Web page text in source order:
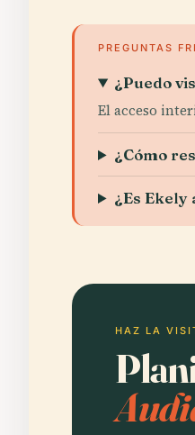
PREGUNTAS
¿Puedo
El acceso
¿Cómo
¿Es Ekely
HAZ LA